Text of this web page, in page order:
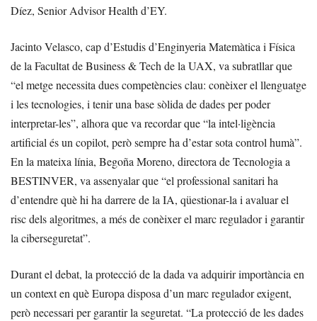
Díez, Senior Advisor Health d’EY.
Jacinto Velasco, cap d’Estudis d’Enginyeria Matemàtica i Física
de la Facultat de Business & Tech de la UAX, va subratllar que
“el metge necessita dues competències clau: conèixer el llenguatge
i les tecnologies, i tenir una base sòlida de dades per poder
interpretar-les”, alhora que va recordar que “la intel·ligència
artificial és un copilot, però sempre ha d’estar sota control humà”.
En la mateixa línia, Begoña Moreno, directora de Tecnologia a
BESTINVER, va assenyalar que “el professional sanitari ha
d’entendre què hi ha darrere de la IA, qüestionar-la i avaluar el
risc dels algoritmes, a més de conèixer el marc regulador i garantir
la ciberseguretat”.
Durant el debat, la protecció de la dada va adquirir importància en
un context en què Europa disposa d’un marc regulador exigent,
però necessari per garantir la seguretat. “La protecció de les dades